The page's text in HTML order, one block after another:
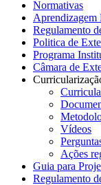
Normativas
Aprendizagem
Regulamento
Politica de
Programa
Câmara de
Vídeos
Ações
Guia para
Regulamento